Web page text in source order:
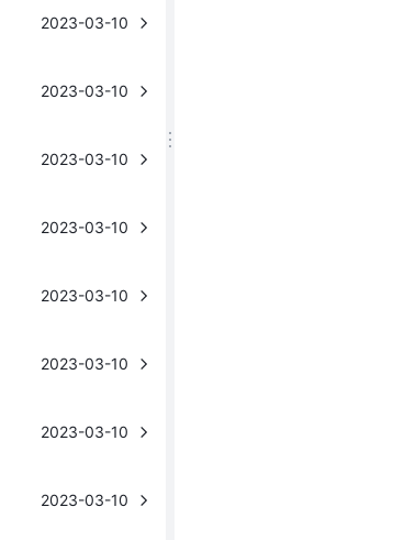
2023-03-10
2023-03-10
2023-03-10
2023-03-10
2023-03-10
2023-03-10
2023-03-10
2023-03-10